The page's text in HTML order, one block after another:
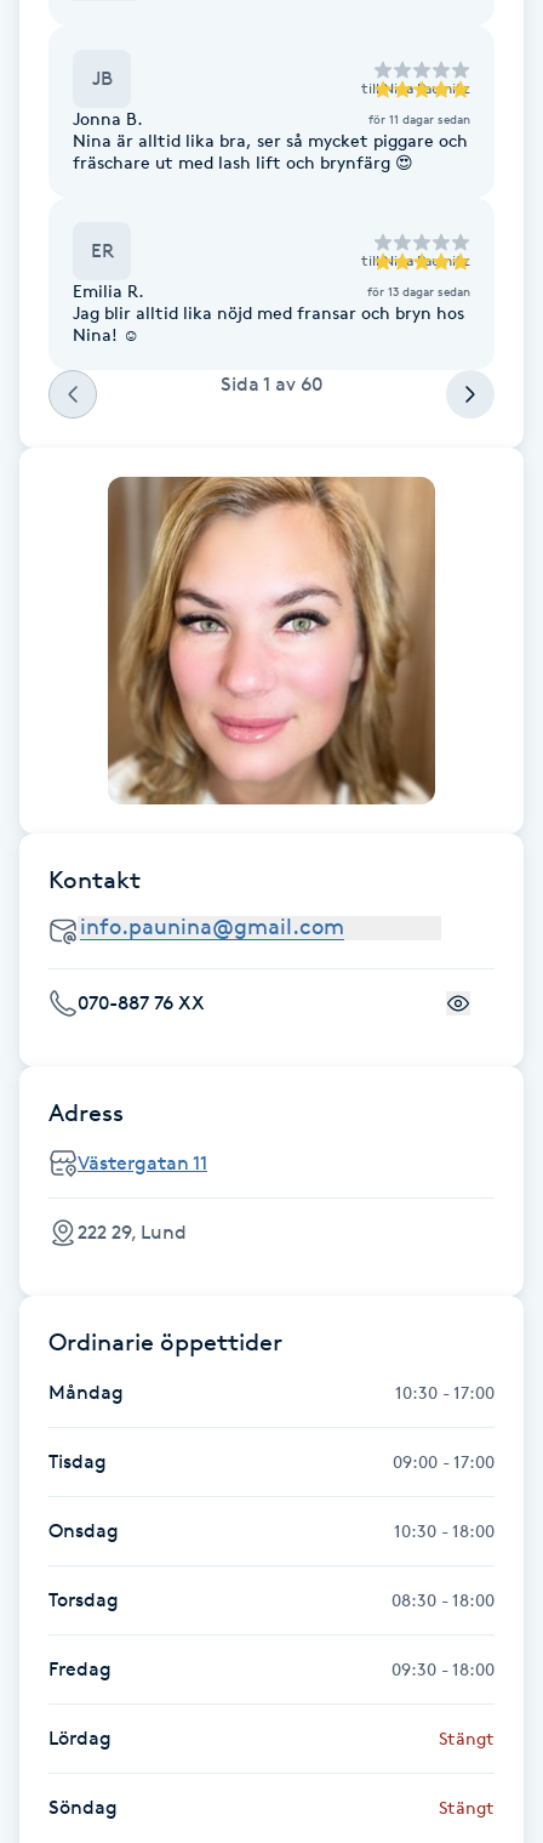
Fransar
Fransfärgning
Fransförlängning Volym
Fransk manikyr
Fransrengöring
Frekvensterapi
Friskvårdsmassage
Funktionsanalys
Föning
Gellack
Gellack med förstärkning
Gravidmassage
Gravidyoga
Gruppträning
Gua Sha-massage
Hatha Yoga
JB till Nina Paulnitz
Jonna B. för 11 dagar sedan
Nina är alltid lika bra, ser så mycket piggare och
fräschare ut med lash lift och brynfärg 😍
ER till Nina Paulnitz
Emilia R. för 13 dagar sedan
Jag blir alltid lika nöjd med fransar och bryn hos
Nina! ☺️
Sida 1 av 60
Kontakt
070-887 76 XX
Adress
Västergatan 11
222 29, Lund
Ordinarie öppettider
Måndag 10:30 - 17:00
Tisdag 09:00 - 17:00
Onsdag 10:30 - 18:00
Torsdag 08:30 - 18:00
Fredag 09:30 - 18:00
Lördag Stängt
Söndag Stängt